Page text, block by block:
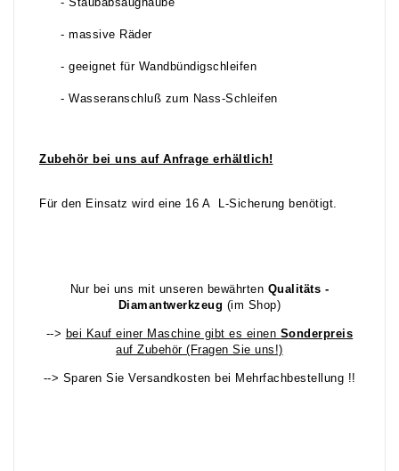
- massive Räder
- geeignet für Wandbündigschleifen
- Wasseranschluß zum Nass-Schleifen
Zubehör bei uns auf Anfrage erhältlich!
Für den Einsatz wird eine 16 A L-Sicherung benötigt.
Nur bei uns mit unseren bewährten Qualitäts -
Diamantwerkzeug (im Shop)
--> bei Kauf einer Maschine gibt es einen Sonderpreis
auf Zubehör (Fragen Sie uns!)
--> Sparen Sie Versandkosten bei Mehrfachbestellung !!